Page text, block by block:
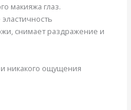
макияжа глаз.
снимает раздражение и
и никакого ощущения